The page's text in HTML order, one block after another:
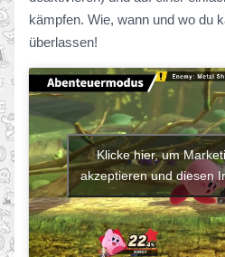
kämpfen. Wie, wann und wo du
überlassen!
Klicke hier, um
akzeptieren und diesen